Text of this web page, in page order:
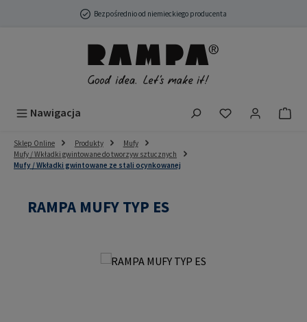
Przejdź do głównej zawartościBezpośrednio od niemieckiego producenta
Nawigacja Masz 0
Sklep Online Produkty
Mufy
Mufy / Wkładki gwintowane do tworzyw sztucznych
Mufy / Wkładki gwintowane ze stali ocynkowanej
RAMPA MUFY TYP ES
Pomiń galerię zdjęć